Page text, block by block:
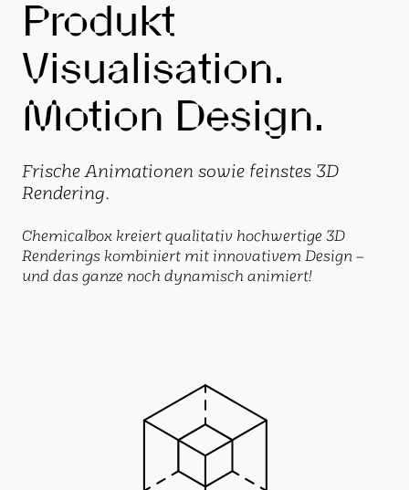
Produkt
Visualisation.
Motion Design.
Frische Animationen sowie feinstes 3D
Rendering.
Chemicalbox kreiert qualitativ hochwertige 3D
Renderings kombiniert mit innovativem Design –
und das ganze noch dynamisch animiert!